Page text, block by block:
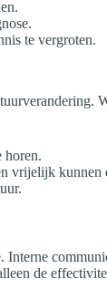
te vergroten.
horen.
vrijelijk kunnen
de